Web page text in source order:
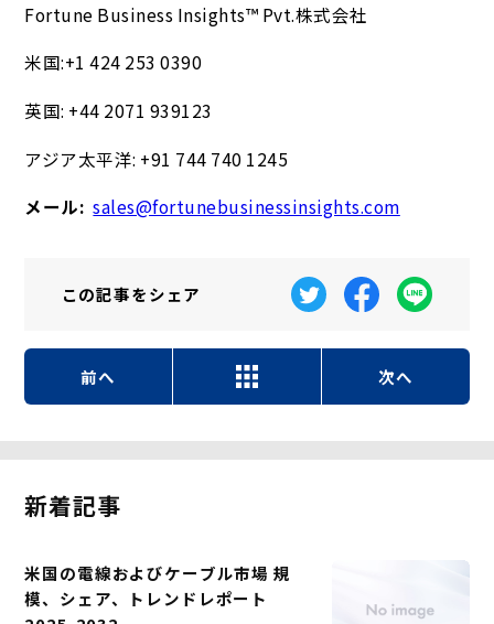
Fortune Business Insights™ Pvt.株式会社
米国:+1 424 253 0390
英国: +44 2071 939123
アジア太平洋: +91 744 740 1245
メール: sales@fortunebusinessinsights.com
この記事をシェア
前へ 次へ
新着記事
米国の電線およびケーブル市場 規
模、シェア、トレンドレポート